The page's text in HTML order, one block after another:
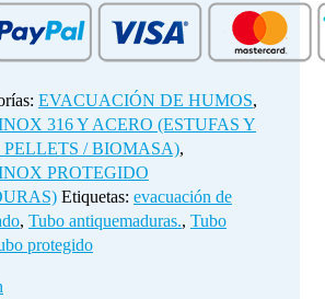
EVACUACIÓN DE HUMOS,
316 Y ACERO (ESTUFAS Y
/ BIOMASA),
PROTEGIDO
Etiquetas: evacuación de
, Tubo antiquemaduras., Tubo
protegido